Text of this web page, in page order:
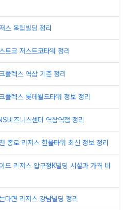
스 옥림빌딩 정리
트코 저스트코타워 정리
플렉스 역삼 기준 정리
플렉스 롯데월드타워 정보 정리
비즈니스센터 역삼역점 정리
종로 리저스 한올타워 최신 정보 정리
드 리저스 압구정K빌딩 시설과 가격 비
다면 리저스 강남빌딩 정리